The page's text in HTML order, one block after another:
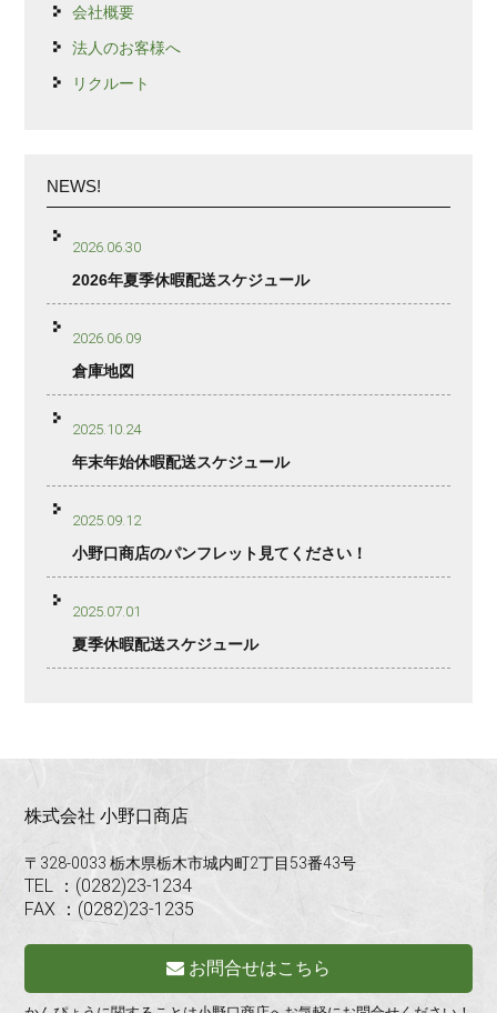
会社概要
法人のお客様へ
リクルート
NEWS!
2026.06.30
2026年夏季休暇配送スケジュール
2026.06.09
倉庫地図
2025.10.24
年末年始休暇配送スケジュール
2025.09.12
小野口商店のパンフレット見てください！
2025.07.01
夏季休暇配送スケジュール
株式会社 小野口商店
〒328-0033 栃木県栃木市城内町2丁目53番43号
TEL ：(0282)23-1234
FAX ：(0282)23-1235
お問合せはこちら